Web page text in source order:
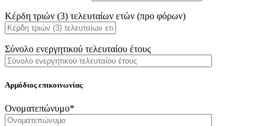
Κέρδη τριών (3) τελευταίων ετών (προ φόρων)
Σύνολο ενεργητικού τελευταίου έτους
Αρμόδιος επικοινωνίας
Oνοματεπώνυμο*